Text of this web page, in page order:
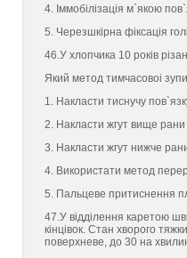
4. Iммобiлiзацiя м`якою
5. Черезшкiрна фiксацiя
46.У хлопчика 10 рокiв
Який метод тимчасовоi
1. Накласти тиснучу
2. Накласти жгут вище рани
3. Накласти жгут нижче
4. Використати метод
5. Пальцеве притиснення
47.У вiддiлення каретою
кiнцiвок. Стан хворого
поверхневе, до 30 на